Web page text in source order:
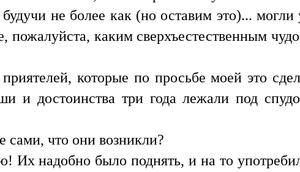
не более как (но оставим это)... могли
пожалуйста, каким сверхъестественным
которые по просьбе моей это
и достоинства три года лежали под
сами, что они возникли?
Их надобно было поднять, и на то